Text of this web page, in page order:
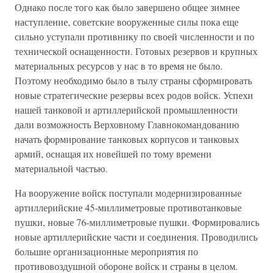
Однако после того как было завершено общее зимнее
наступление, советские вооруженные силы пока еще
сильно уступали противнику по своей численности и по
технической оснащенности. Готовых резервов и крупных
материальных ресурсов у нас в то время не было.
Поэтому необходимо было в тылу страны сформировать
новые стратегические резервы всех родов войск. Успехи
нашей танковой и артиллерийской промышленности
дали возможность Верховному Главнокомандованию
начать формирование танковых корпусов и танковых
армий, оснащая их новейшей по тому времени
материальной частью.
На вооружение войск поступали модернизированные
артиллерийские 45-миллиметровые противотанковые
пушки, новые 76-миллиметровые пушки. Формировались
новые артиллерийские части и соединения. Проводились
большие организационные мероприятия по
противовоздушной обороне войск и страны в целом.